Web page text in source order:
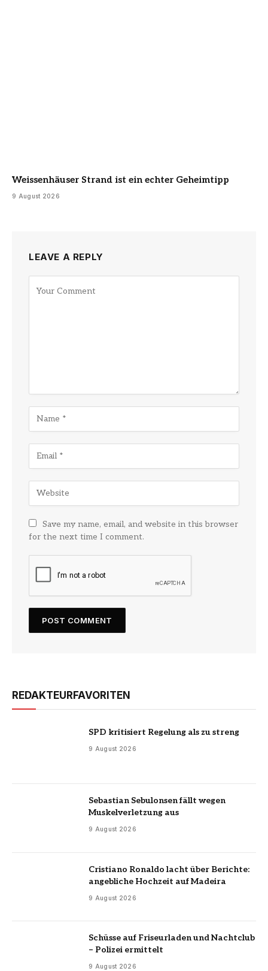
Weissenhäuser Strand ist ein echter Geheimtipp
9 August 2026
LEAVE A REPLY
Save my name, email, and website in this browser
for the next time I comment.
REDAKTEURFAVORITEN
SPD kritisiert Regelung als zu streng
9 August 2026
Sebastian Sebulonsen fällt wegen
Muskelverletzung aus
9 August 2026
Cristiano Ronaldo lacht über Berichte:
angebliche Hochzeit auf Madeira
9 August 2026
Schüsse auf Friseurladen und Nachtclub
– Polizei ermittelt
9 August 2026